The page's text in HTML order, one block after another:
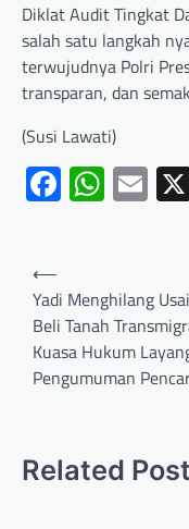
Diklat Audit Tingkat
salah satu langkah
terwujudnya Polri
transparan, dan
(Susi Lawati)
⟵
Yadi Menghilang
Beli Tanah
Kuasa Hukum
Pengumuman
Related